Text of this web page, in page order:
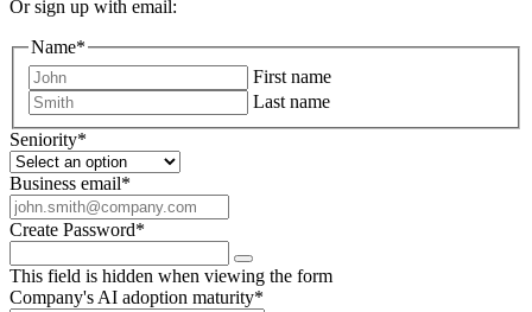
Or sign up with email:
Name*
First name
Last name
Seniority*
Business email*
Create Password*
This field is hidden when viewing the form
Company's AI adoption maturity*